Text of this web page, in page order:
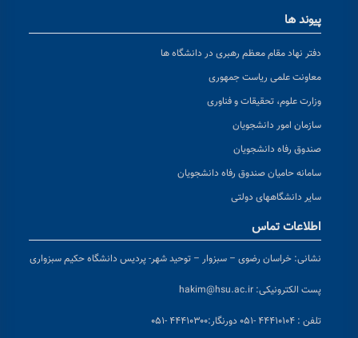
پیوند ها
دفتر نهاد مقام معظم رهبری در دانشگاه ها
معاونت علمی ریاست جمهوری
وزارت علوم، تحقیقات و فناوری
سازمان امور دانشجویان
صندوق رفاه دانشجویان
سامانه حامیان صندوق رفاه دانشجویان
سایر دانشگاههای دولتی
اطلاعات تماس
نشانی: خراسان رضوی – سبزوار – توحید شهر- پردیس دانشگاه حکیم سبزواری
پست الکترونیکی: hakim@hsu.ac.ir
تلفن : ۴۴۴۱۰۱۰۴ -۰۵۱ دورنگار:۴۴۴۱۰۳۰۰ -۰۵۱